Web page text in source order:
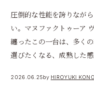
圧倒的な性能を誇りなが
い。マヌファクトゥーア
纏ったこの一台は、多く
選びたくなる、成熟した
2026.06.25by HIROYUKI KONO